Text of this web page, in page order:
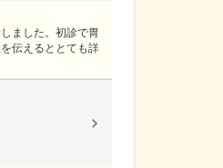
ました。初診で胃
伝えるととても詳